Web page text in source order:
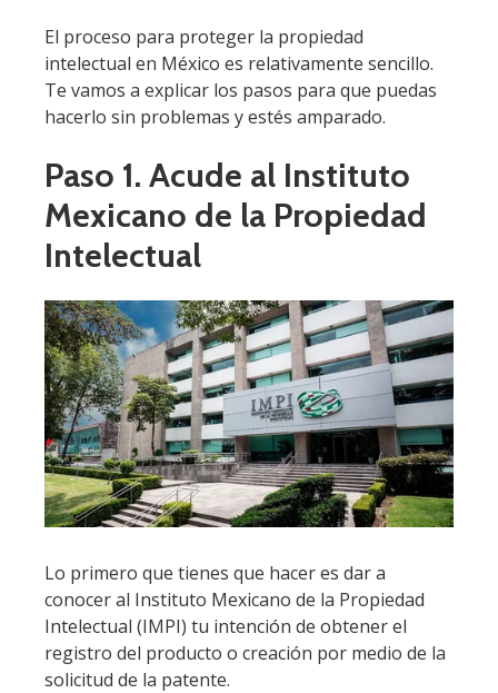
El proceso para proteger la propiedad
intelectual en México es relativamente sencillo.
Te vamos a explicar los pasos para que puedas
hacerlo sin problemas y estés amparado.
Paso 1. Acude al Instituto
Mexicano de la Propiedad
Intelectual
Lo primero que tienes que hacer es dar a
conocer al Instituto Mexicano de la Propiedad
Intelectual (IMPI) tu intención de obtener el
registro del producto o creación por medio de la
solicitud de la patente.